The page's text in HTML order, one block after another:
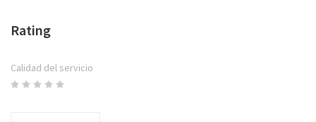
Rating
Calidad del servicio